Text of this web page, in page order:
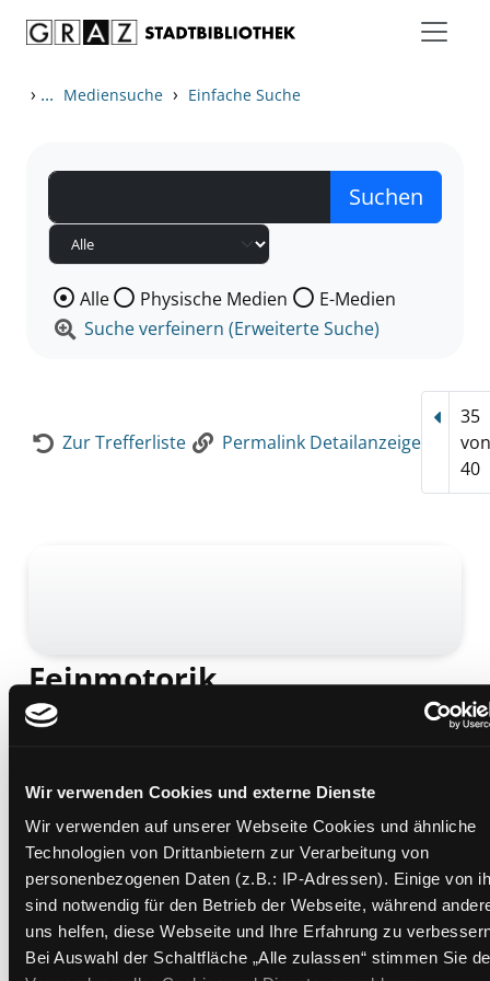
Wir verwenden Cookies und externe Dienste
Wir verwenden auf unserer Webseite Cookies und ähnliche
Technologien von Drittanbietern zur Verarbeitung von
personenbezogenen Daten (z.B.: IP-Adressen). Einige von
sind notwendig für den Betrieb der Webseite, während
uns helfen, diese Webseite und Ihre Erfahrung zu
Bei Auswahl der Schaltfläche „Alle zulassen“ stimmen Sie
› ... Mediensuche › Einfache Suche
Wählen Sie die Medienart nach der Sie suchen wollen.
Alle Physische Medien
E-Medien
Suche verfeinern (Erweiterte Suche)
Zur Trefferliste Permalink Detailanzeige
35
von
40
Feinmotorik
ein Ratgeber zur Förderung von Kindern mit Down-
Verfasser:Bruni, Marianne
Übergeordnetes Werk: Integration
Beschreibung ein-/ausblenden
Mehr Informationen ein-/ausblenden